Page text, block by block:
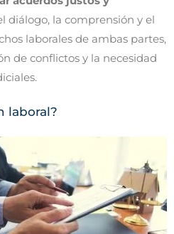
diálogo, la comprensión y el
laborales de ambas partes,
de conflictos y la necesidad
laboral?